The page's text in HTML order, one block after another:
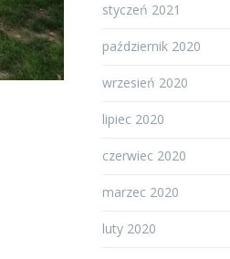
styczeń 2021
październik 2020
wrzesień 2020
lipiec 2020
czerwiec 2020
marzec 2020
luty 2020